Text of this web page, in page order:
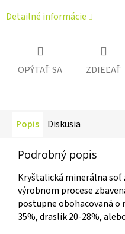
Detailné informácie
OPÝTAŤ SA ZDIEĽAŤ
Popis Diskusia
Podrobný popis
Kryštalická minerálna soľ
výrobnom procese
postupne obohacovaná o
35%, draslík 20-28%,